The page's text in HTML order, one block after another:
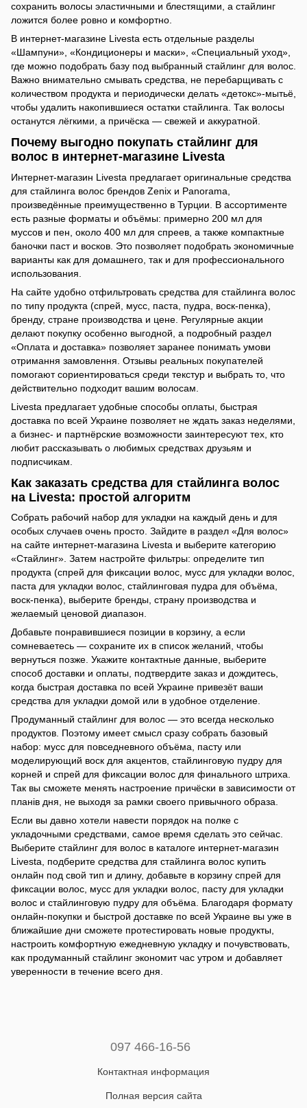
сохранить волосы эластичными и блестящими, а стайлинг
ложится более ровно и комфортно.
В интернет-магазине Livesta есть отдельные разделы
«Шампуни», «Кондиционеры и маски», «Специальный уход»,
где можно подобрать базу под выбранный стайлинг для волос.
Важно внимательно смывать средства, не перебарщивать с
количеством продукта и периодически делать «детокс»-мытьё,
чтобы удалить накопившиеся остатки стайлинга. Так волосы
останутся лёгкими, а причёска — свежей и аккуратной.
Почему выгодно покупать стайлинг для
волос в интернет-магазине Livesta
Интернет-магазин Livesta предлагает оригинальные средства
для стайлинга волос брендов Zenix и Panorama,
произведённые преимущественно в Турции. В ассортименте
есть разные форматы и объёмы: примерно 200 мл для
муссов и пен, около 400 мл для спреев, а также компактные
баночки паст и восков. Это позволяет подобрать экономичные
варианты как для домашнего, так и для профессионального
использования.
На сайте удобно отфильтровать средства для стайлинга волос
по типу продукта (спрей, мусс, паста, пудра, воск-пенка),
бренду, стране производства и цене. Регулярные акции
делают покупку особенно выгодной, а подробный раздел
«Оплата и доставка» позволяет заранее понимать умови
отримання замовлення. Отзывы реальных покупателей
помогают сориентироваться среди текстур и выбрать то, что
действительно подходит вашим волосам.
Livesta предлагает удобные способы оплаты, быстрая
доставка по всей Украине позволяет не ждать заказ неделями,
а бизнес- и партнёрские возможности заинтересуют тех, кто
любит рассказывать о любимых средствах друзьям и
подписчикам.
Как заказать средства для стайлинга волос
на Livesta: простой алгоритм
Собрать рабочий набор для укладки на каждый день и для
особых случаев очень просто. Зайдите в раздел «Для волос»
на сайте интернет-магазина Livesta и выберите категорию
«Стайлинг». Затем настройте фильтры: определите тип
продукта (спрей для фиксации волос, мусс для укладки волос,
паста для укладки волос, стайлинговая пудра для объёма,
воск-пенка), выберите бренды, страну производства и
желаемый ценовой диапазон.
Добавьте понравившиеся позиции в корзину, а если
сомневаетесь — сохраните их в список желаний, чтобы
вернуться позже. Укажите контактные данные, выберите
способ доставки и оплаты, подтвердите заказ и дождитесь,
когда быстрая доставка по всей Украине привезёт ваши
средства для укладки домой или в удобное отделение.
Продуманный стайлинг для волос — это всегда несколько
продуктов. Поэтому имеет смысл сразу собрать базовый
набор: мусс для повседневного объёма, пасту или
моделирующий воск для акцентов, стайлинговую пудру для
корней и спрей для фиксации волос для финального штриха.
Так вы сможете менять настроение причёски в зависимости от
планів дня, не выходя за рамки своего привычного образа.
Если вы давно хотели навести порядок на полке с
укладочными средствами, самое время сделать это сейчас.
Выберите стайлинг для волос в каталоге интернет-магазин
Livesta, подберите средства для стайлинга волос купить
онлайн под свой тип и длину, добавьте в корзину спрей для
фиксации волос, мусс для укладки волос, пасту для укладки
волос и стайлинговую пудру для объёма. Благодаря формату
онлайн-покупки и быстрой доставке по всей Украине вы уже в
ближайшие дни сможете протестировать новые продукты,
настроить комфортную ежедневную укладку и почувствовать,
как продуманный стайлинг экономит час утром и добавляет
уверенности в течение всего дня.
097 466-16-56
Контактная информация
Полная версия сайта